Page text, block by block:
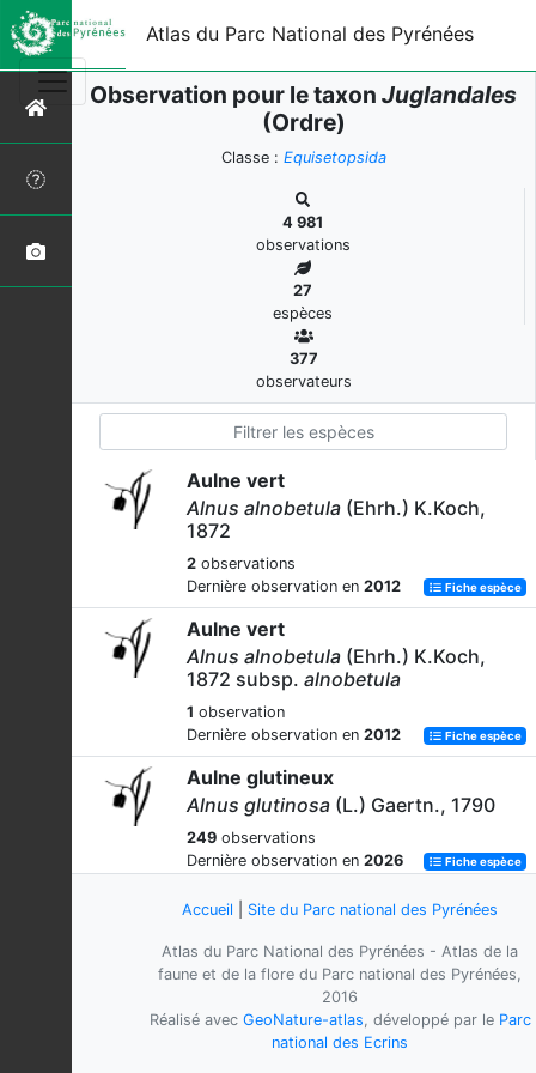
Atlas du Parc National des Pyrénées
Observation pour le taxon Juglandales
(Ordre)
Classe : Equisetopsida
4 981
observations
27
espèces
377
observateurs
Aulne vert
Alnus alnobetula (Ehrh.) K.Koch,
1872
2 observations
Dernière observation en 2012 Fiche espèce
Aulne vert
Alnus alnobetula (Ehrh.) K.Koch,
1872 subsp. alnobetula
1 observation
Dernière observation en 2012 Fiche espèce
Aulne glutineux
Alnus glutinosa (L.) Gaertn., 1790
249 observations
Dernière observation en 2026 Fiche espèce
Aulne blanchâtre
observations
Dernière observation en
Fiche espèce
Aulne blanchâtre
(L.) Moench, 1794
Accueil Site du Parc national des Pyrénées
Atlas du Parc National des Pyrénées - Atlas de la
faune et de la flore du Parc national des Pyrénées,
2016
Réalisé avec GeoNature-atlas, développé par le Parc
national des Ecrins